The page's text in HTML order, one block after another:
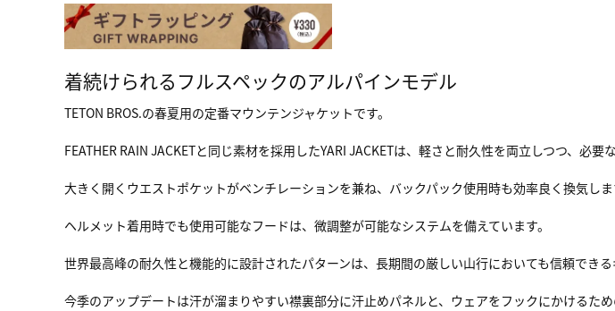
着続けられるフルスペックのアルパインモデル
TETON BROS.の春夏用の定番マウンテンジャケットです。
FEATHER RAIN JACKETと同じ素材を採用したYARI JACKETは、軽さと耐久性を両立しつつ、必要
大きく開くウエストポケットがベンチレーションを兼ね、バックパック使用時も効率良く換気しま
ヘルメット着用時でも使用可能なフードは、微調整が可能なシステムを備えています。
世界最高峰の耐久性と機能的に設計されたパターンは、長期間の厳しい山行においても信頼できる
今季のアップデートは汗が溜まりやすい襟裏部分に汗止めパネルと、ウェアをフックにかけるため